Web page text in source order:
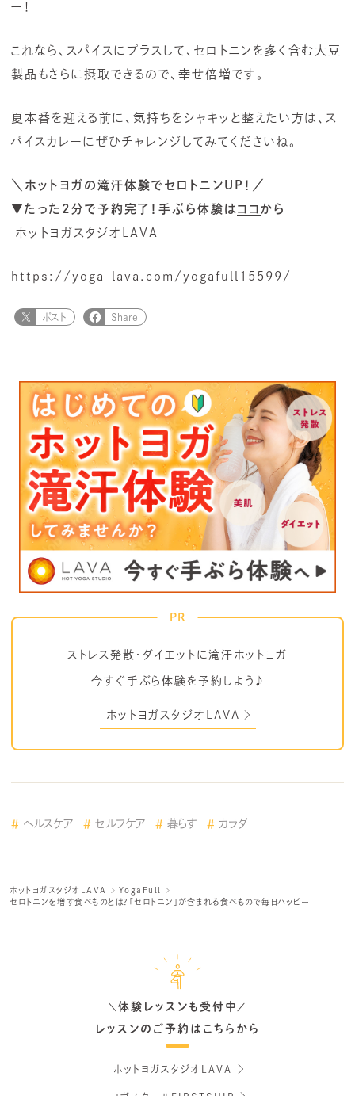
ー ！
これなら、スパイスにプラスして、セロトニンを多く含む大豆
製品もさらに摂取できるので、幸せ倍増です。
夏本番を迎える前に、気持ちをシャキッと整えたい方は、ス
パイスカレーにぜひチャレンジしてみてくださいね。
＼ホットヨガの滝汗体験でセロトニンUP！／
▼たった2分で予約完了！手ぶら体験はココ から
ホットヨガスタジオLAVA
https://yoga-lava.com/yogafull15599/
ポスト Share
PR
ストレス発散・ダイエットに滝汗ホットヨガ
今すぐ手ぶら体験を予約しよう♪
ホットヨガスタジオLAVA
ヘルスケア セルフケア 暮らす カラダ
ホットヨガスタジオLAVA
YogaFull
セロトニンを増す食べものとは？「セロトニン」が含まれる食べもので毎日ハッピー
＼ 体験レッスンも受付中 ／
レッスンのご予約はこちらから
ホットヨガスタジオLAVA